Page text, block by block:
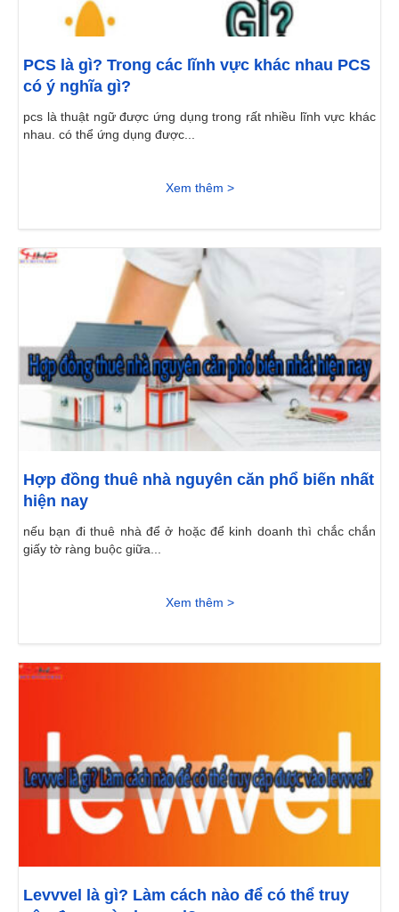
PCS là gì? Trong các lĩnh vực khác nhau PCS
có ý nghĩa gì?
pcs là thuật ngữ được ứng dụng trong rất nhiều lĩnh vực khác
nhau. có thể ứng dụng được...
Xem thêm >
Hợp đồng thuê nhà nguyên căn phổ biến nhất
hiện nay
nếu bạn đi thuê nhà để ở hoặc để kinh doanh thì chắc chắn
giấy tờ ràng buộc giữa...
Xem thêm >
Levvvel là gì? Làm cách nào để có thể truy